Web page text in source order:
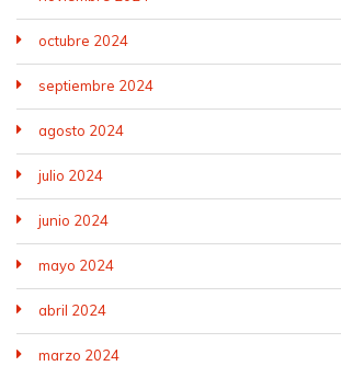
octubre 2024
septiembre 2024
agosto 2024
julio 2024
junio 2024
mayo 2024
abril 2024
marzo 2024